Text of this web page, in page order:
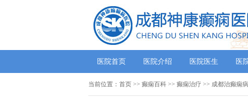
医院首页 医院介绍 医院医生 医
当前位置： 首页 >> 癫痫百科 >> 癫痫治疗 >> 成都治癫痫